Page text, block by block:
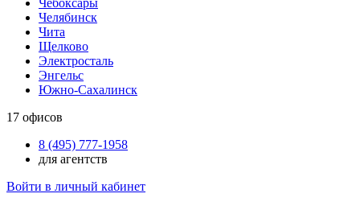
Чебоксары
Челябинск
Чита
Щелково
Электросталь
Энгельс
Южно-Сахалинск
17 офисов
8 (495) 777-1958
для агентств
Войти в личный кабинет